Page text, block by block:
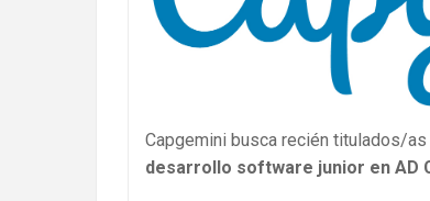
Capgemini busca recién titulados/
desarrollo software junior en AD